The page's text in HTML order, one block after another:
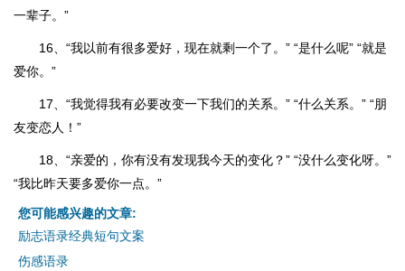
一辈子。”
16、“我以前有很多爱好，现在就剩一个了。” “是什么呢” “就是
爱你。”
17、“我觉得我有必要改变一下我们的关系。” “什么关系。” “朋
友变恋人！”
18、“亲爱的，你有没有发现我今天的变化？” “没什么变化呀。”
“我比昨天要多爱你一点。”
您可能感兴趣的文章:
励志语录经典短句文案
伤感语录